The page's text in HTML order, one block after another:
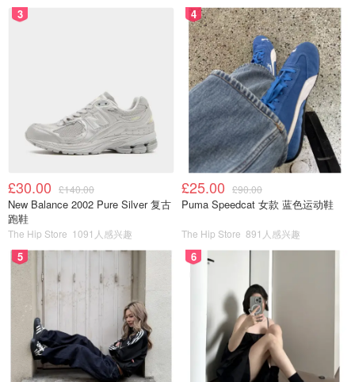
3
£30.00 £140.00
New Balance 2002 Pure Silver 复古
跑鞋
The Hip Store 1091人感兴趣
4
£25.00 £90.00
Puma Speedcat 女款 蓝色运动鞋
The Hip Store 891人感兴趣
5 6